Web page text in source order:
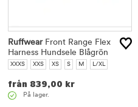
RuffwearFront Range Flex
Harness Hundsele Blågrön
XXXS XXS XS S M L/XL
från 839,00 kr
På lager.